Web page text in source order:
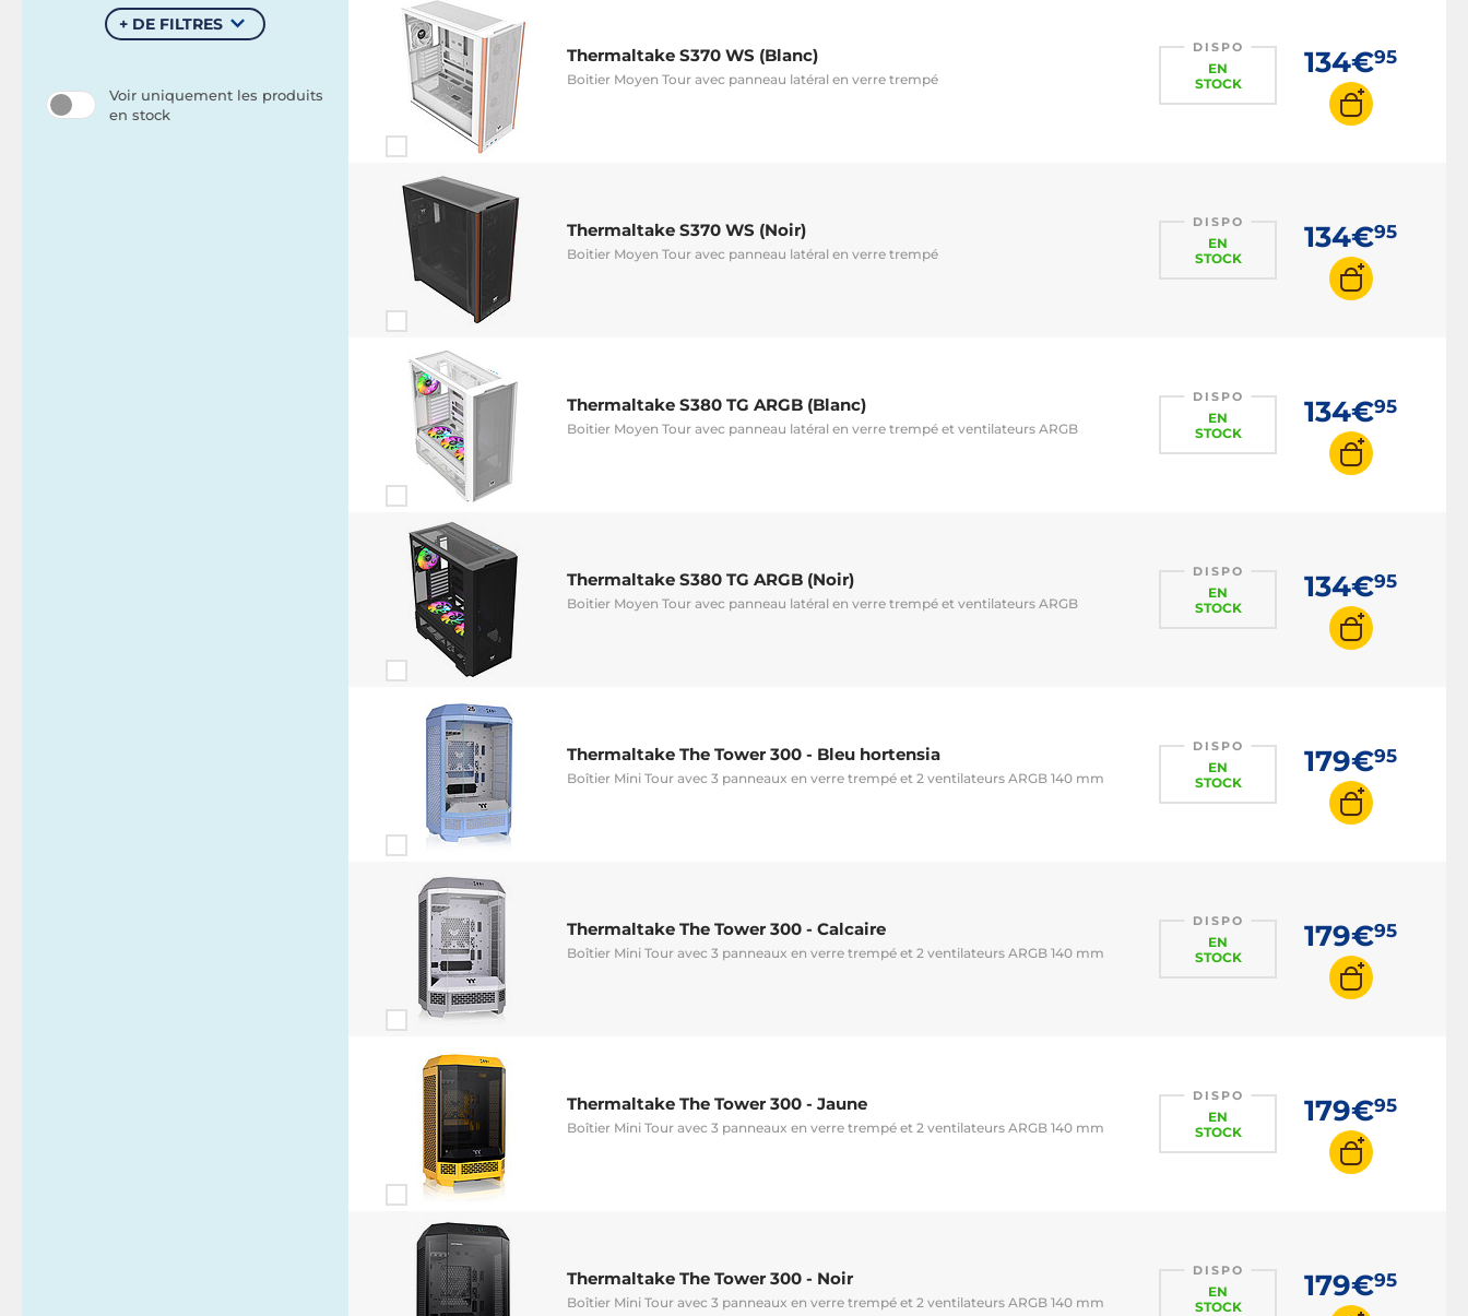
+ DE FILTRES
Voir uniquement les produits
en stock
Thermaltake S370 WS (Blanc)
Boitier Moyen Tour avec panneau latéral en verre trempé
DISPO
EN
STOCK
134€95
Thermaltake S370 WS (Noir)
Boitier Moyen Tour avec panneau latéral en verre trempé
DISPO
EN
STOCK
134€95
Thermaltake S380 TG ARGB (Blanc)
Boitier Moyen Tour avec panneau latéral en verre trempé et ventilateurs ARGB
DISPO
EN
STOCK
134€95
Thermaltake S380 TG ARGB (Noir)
Boitier Moyen Tour avec panneau latéral en verre trempé et ventilateurs ARGB
DISPO
EN
STOCK
134€95
Thermaltake The Tower 300 - Bleu hortensia
Boîtier Mini Tour avec 3 panneaux en verre trempé et 2 ventilateurs ARGB 140 mm
DISPO
EN
STOCK
179€95
Thermaltake The Tower 300 - Calcaire
Boîtier Mini Tour avec 3 panneaux en verre trempé et 2 ventilateurs ARGB 140 mm
DISPO
EN
STOCK
179€95
Thermaltake The Tower 300 - Jaune
Boîtier Mini Tour avec 3 panneaux en verre trempé et 2 ventilateurs ARGB 140 mm
DISPO
EN
STOCK
179€95
Thermaltake The Tower 300 - Noir
Boîtier Mini Tour avec 3 panneaux en verre trempé et 2 ventilateurs ARGB 140 mm
DISPO
EN
STOCK
179€95